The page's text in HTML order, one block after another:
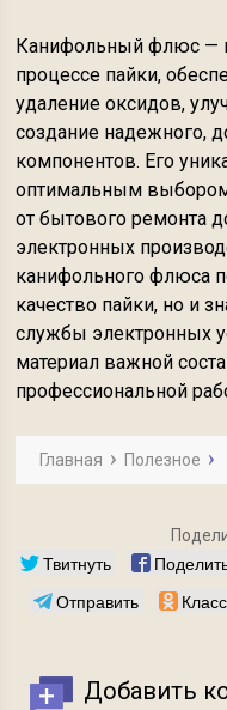
Канифольный флюс —
процессе пайки,
удаление оксидов,
создание надежного,
компонентов. Его
оптимальным
от бытового ремонта
электронных
канифольного флюса
качество пайки, но и
службы электронных
материал важной
профессиональной
Главная Полезное
Твитнуть
Отправить
Добавить